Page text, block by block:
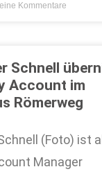
Kommentare
Schnell
Account im
Römerweg
(Foto) ist
Manager